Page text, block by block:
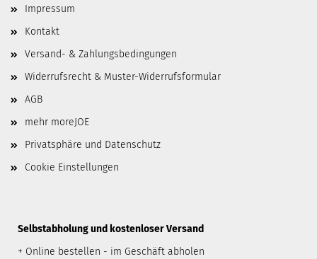
Impressum
Kontakt
Versand- & Zahlungsbedingungen
Widerrufsrecht & Muster-Widerrufsformular
AGB
mehr moreJOE
Privatsphäre und Datenschutz
Cookie Einstellungen
​Selbstabholung und kostenloser Versand
+ Online bestellen - im Geschäft abholen